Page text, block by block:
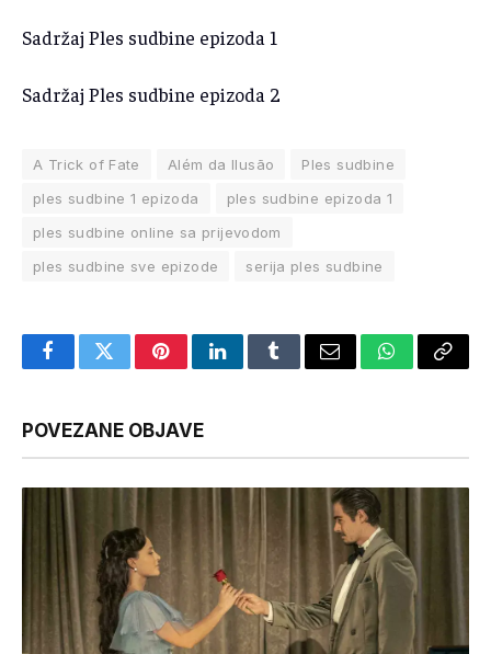
Sadržaj Ples sudbine epizoda 1
Sadržaj Ples sudbine epizoda 2
A Trick of Fate Além da Ilusão
Ples sudbine
ples sudbine 1 epizoda
ples sudbine epizoda 1
ples sudbine online sa prijevodom
ples sudbine sve epizode
serija ples sudbine
FacebookTwitterPinterestLinkedInTumblrEmail WhatsApp
Copy
POVEZANE OBJAVE